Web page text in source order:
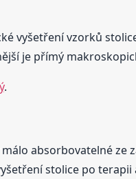
vyšetření vzorků
je přímý
.
absorbovatelné
stolice po